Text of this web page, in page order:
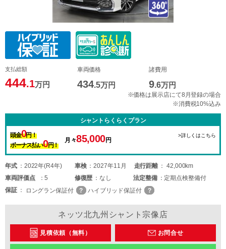
支払総額
444.1万円
車両価格
434.5万円
諸費用
9.6万円
※価格は展示店にて8月登録の場合
※消費税10%込み
シャントらくらくプラン
頭金0円！
ボーナス払い0円！
月々85,000円
>詳しくはこちら
年式 2022年(R4年) 車検 2027年11月 走行距離
42,000km
車両評価点 5 修復歴 なし 法定整備
定期点検整備付
保証
ロングラン保証付 ハイブリッド保証付
ネッツ北九州シャント宗像店
見積依頼（無料） お問合せ